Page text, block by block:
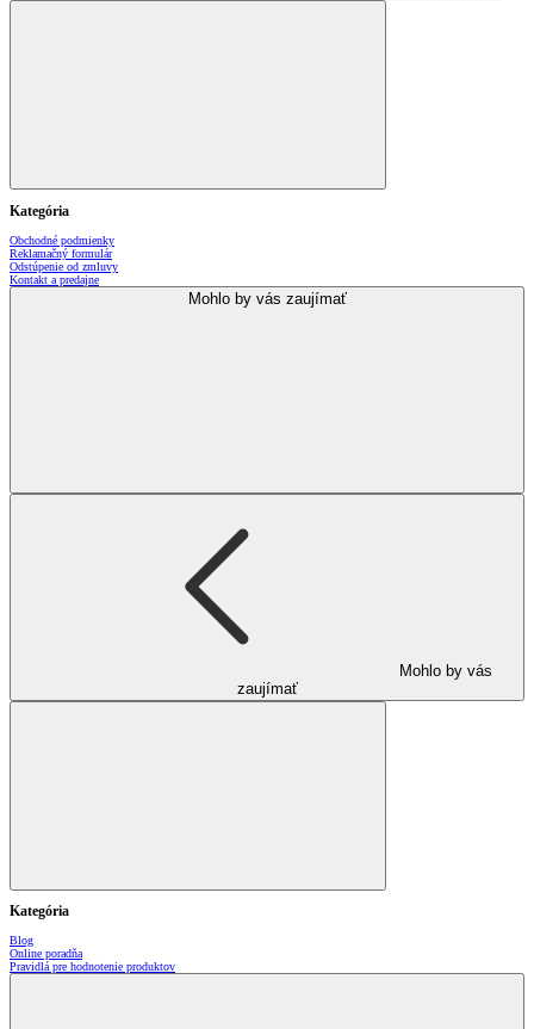
Kategória
Obchodné podmienky
Reklamačný formulár
Odstúpenie od zmluvy
Kontakt a predajne
Mohlo by vás zaujímať
Mohlo by vás
zaujímať
Kategória
Blog
Online poradňa
Pravidlá pre hodnotenie produktov